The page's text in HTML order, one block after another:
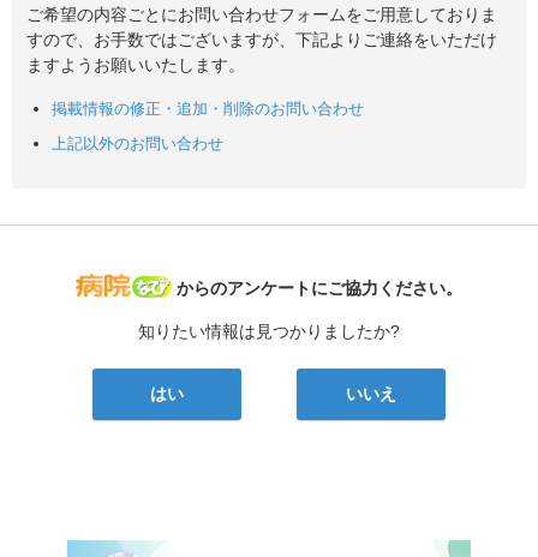
ご希望の内容ごとにお問い合わせフォームをご用意しておりま
すので、お手数ではございますが、下記よりご連絡をいただけ
ますようお願いいたします。
掲載情報の修正・追加・削除のお問い合わせ
上記以外のお問い合わせ
病院なび
からのアンケートにご協力ください。
知りたい情報は見つかりましたか?
はい いいえ